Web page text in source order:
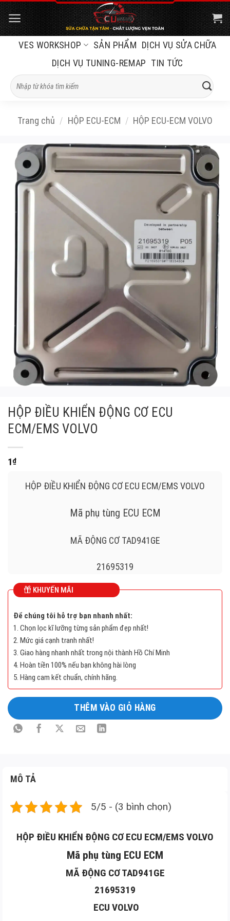
Bỏ
qua
nội
VES WORKSHOP SẢN PHẨM DỊCH VỤ SỬA CHỮA
DỊCH VỤ TUNING-REMAP TIN TỨC
Tìm
kiếm:
Trang chủ / HỘP ECU-ECM / HỘP ECU-ECM VOLVO
HỘP ĐIỀU KHIỂN ĐỘNG CƠ ECU
ECM/EMS VOLVO
1₫
HỘP ĐIỀU KHIỂN ĐỘNG CƠ ECU ECM/EMS VOLVO
Mã phụ tùng ECU ECM
MÃ ĐỘNG CƠ TAD941GE
21695319
ECU VOLVO
21695319 P05 , 21695319P05
Long
Mô
sản
KHUYẾN MÃI
Để chúng tôi hỗ trợ bạn nhanh nhất:
1. Chọn lọc kĩ lưỡng từng sản phẩm đẹp nhất!
2. Mức giá cạnh tranh nhất!
3. Giao hàng nhanh nhất trong nội thành Hồ Chí Minh
4. Hoàn tiền 100% nếu bạn không hài lòng
5. Hàng cam kết chuẩn, chính hãng.
THÊM VÀO GIỎ HÀNG
MÔ TẢ
5/5 - (3 bình chọn)
HỘP ĐIỀU KHIỂN ĐỘNG CƠ ECU ECM/EMS VOLVO
Mã phụ tùng ECU ECM
MÃ ĐỘNG CƠ TAD941GE
21695319
ECU VOLVO